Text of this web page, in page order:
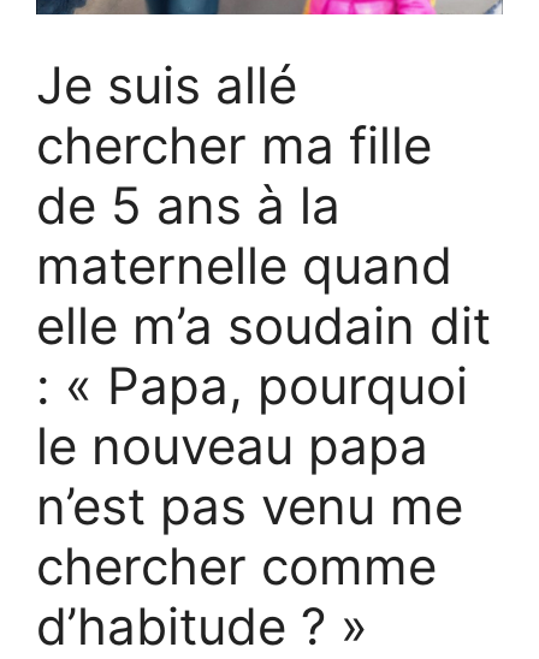
Je suis allé
chercher ma fille
de 5 ans à la
maternelle quand
elle m’a soudain dit
: « Papa, pourquoi
le nouveau papa
n’est pas venu me
chercher comme
d’habitude ? »